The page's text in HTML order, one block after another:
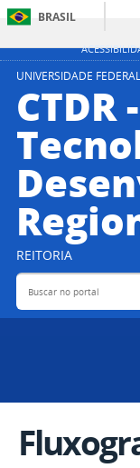
BRASIL
UNIVERSIDADE
REITORIA
Buscar no portal